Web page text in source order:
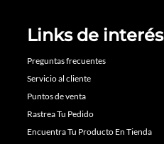
Links de interés
Preguntas frecuentes
Servicio al cliente
Puntos de venta
Rastrea Tu Pedido
Encuentra Tu Producto En Tienda